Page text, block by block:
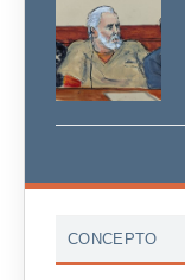
CONCEPTO